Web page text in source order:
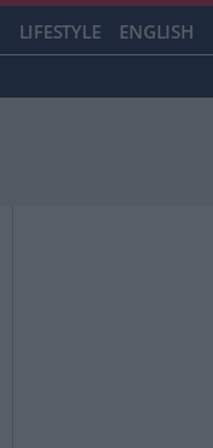
LIFESTYLE ENGLISH